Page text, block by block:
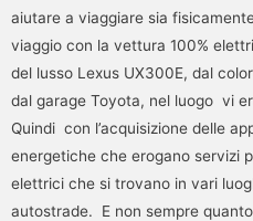
aiutare a viaggiare sia
viaggio con la vettura 100%
del lusso Lexus UX300E, dal
dal garage Toyota, nel luogo vi
Quindi con l’acquisizione delle
energetiche che erogano servizi
elettrici che si trovano in vari
autostrade. E non sempre